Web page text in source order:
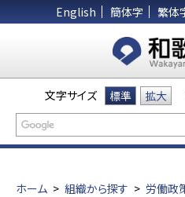
English 簡体字 繁体
文字サイズ 標準 拡大
ホーム > 組織から探す > 労働政